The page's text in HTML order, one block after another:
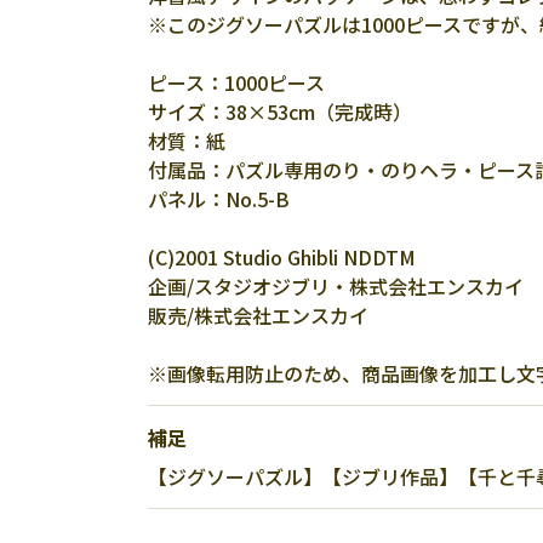
※このジグソーパズルは1000ピースですが
ピース：1000ピース
サイズ：38×53cm（完成時）
材質：紙
付属品：パズル専用のり・のりヘラ・ピース
パネル：No.5-B
(C)2001 Studio Ghibli NDDTM
企画/スタジオジブリ・株式会社エンスカイ
販売/株式会社エンスカイ
※画像転用防止のため、商品画像を加工し
補足
【ジグソーパズル】【ジブリ作品】【千と